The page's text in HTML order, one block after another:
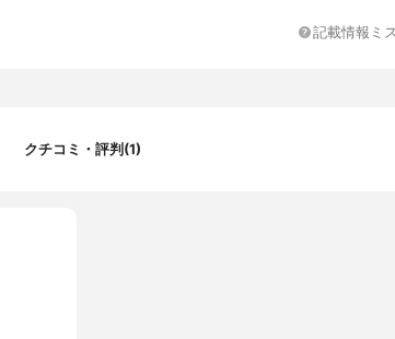
記載情報ミ
クチコミ・評判(1)